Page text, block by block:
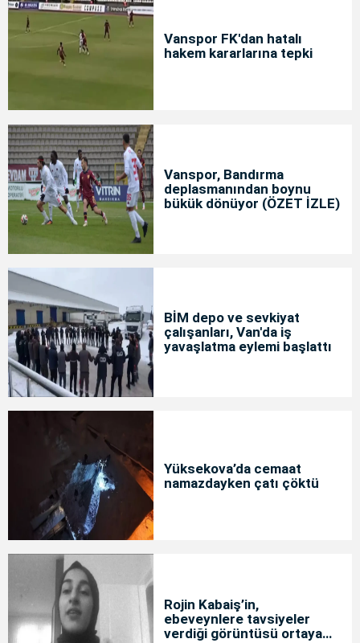
Vanspor FK'dan hatalı
hakem kararlarına tepki
Vanspor, Bandırma
deplasmanından boynu
bükük dönüyor (ÖZET İZLE)
BİM depo ve sevkiyat
çalışanları, Van'da iş
yavaşlatma eylemi başlattı
Yüksekova’da cemaat
namazdayken çatı çöktü
Rojin Kabaiş’in,
ebeveynlere tavsiyeler
verdiği görüntüsü ortaya